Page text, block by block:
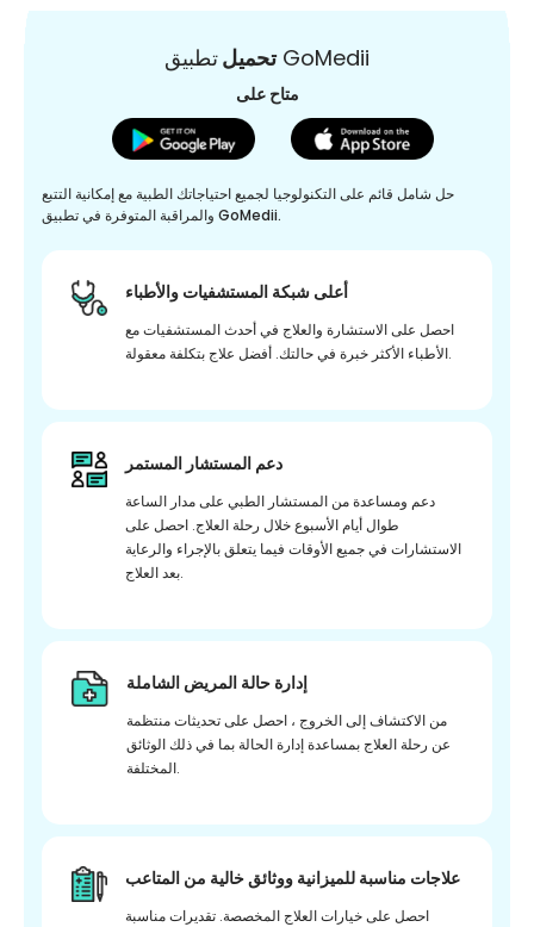
تحميلتطبيق GoMedii
متاح على
حل شامل قائم على التكنولوجيا لجميع احتياجاتك الطبية مع إمكانية التتبع
والمراقبة المتوفرة في تطبيق GoMedii.
أعلى شبكة المستشفيات والأطباء
احصل على الاستشارة والعلاج في أحدث المستشفيات مع
الأطباء الأكثر خبرة في حالتك. أفضل علاج بتكلفة معقولة.
دعم المستشار المستمر
دعم ومساعدة من المستشار الطبي على مدار الساعة
طوال أيام الأسبوع خلال رحلة العلاج. احصل على
الاستشارات في جميع الأوقات فيما يتعلق بالإجراء والرعاية
بعد العلاج.
إدارة حالة المريض الشاملة
من الاكتشاف إلى الخروج ، احصل على تحديثات منتظمة
عن رحلة العلاج بمساعدة إدارة الحالة بما في ذلك الوثائق
المختلفة.
علاجات مناسبة للميزانية ووثائق خالية من المتاعب
احصل على خيارات العلاج المخصصة. تقديرات مناسبة